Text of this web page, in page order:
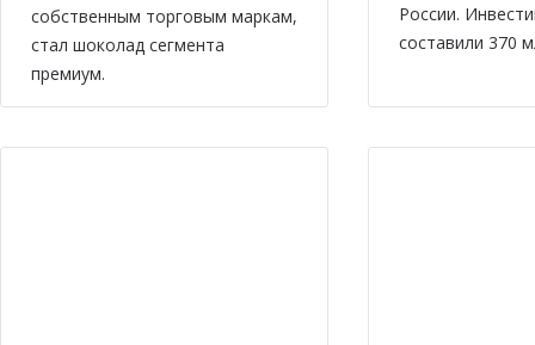
собственным торговым маркам,
стал шоколад сегмента
премиум.
России.
составили 370